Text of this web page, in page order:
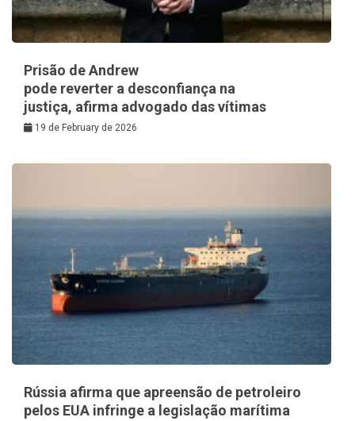
Prisão de Andrew
pode reverter a desconfiança na
justiça, afirma advogado das vítimas
19 de February de 2026
Rússia afirma que apreensão de petroleiro
pelos EUA infringe a legislação marítima